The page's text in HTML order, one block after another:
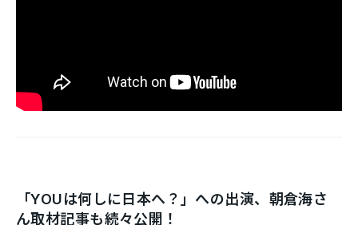
「YOUは何しに日本へ？」への出演、朝倉海さ
ん取材記事も続々公開！